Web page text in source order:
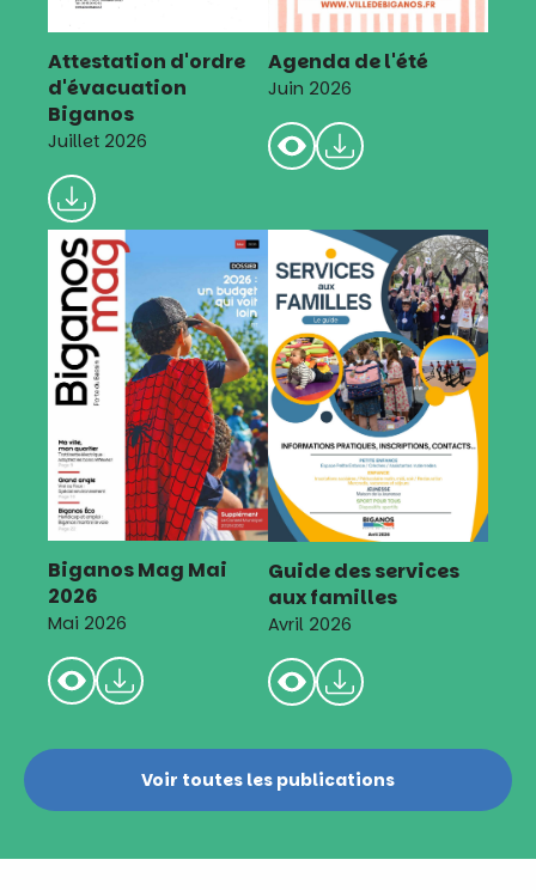
Attestation d'ordre
d'évacuation
Biganos
Juillet 2026
Agenda de l'été
Juin 2026
Biganos Mag Mai
2026
Mai 2026
Guide des services
aux familles
Avril 2026
Voir toutes les publications